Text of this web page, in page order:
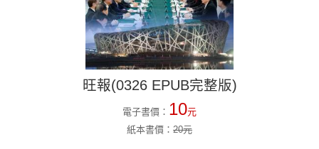
旺報(0326 EPUB完整版)
電子書價： 10元
紙本書價： 20元